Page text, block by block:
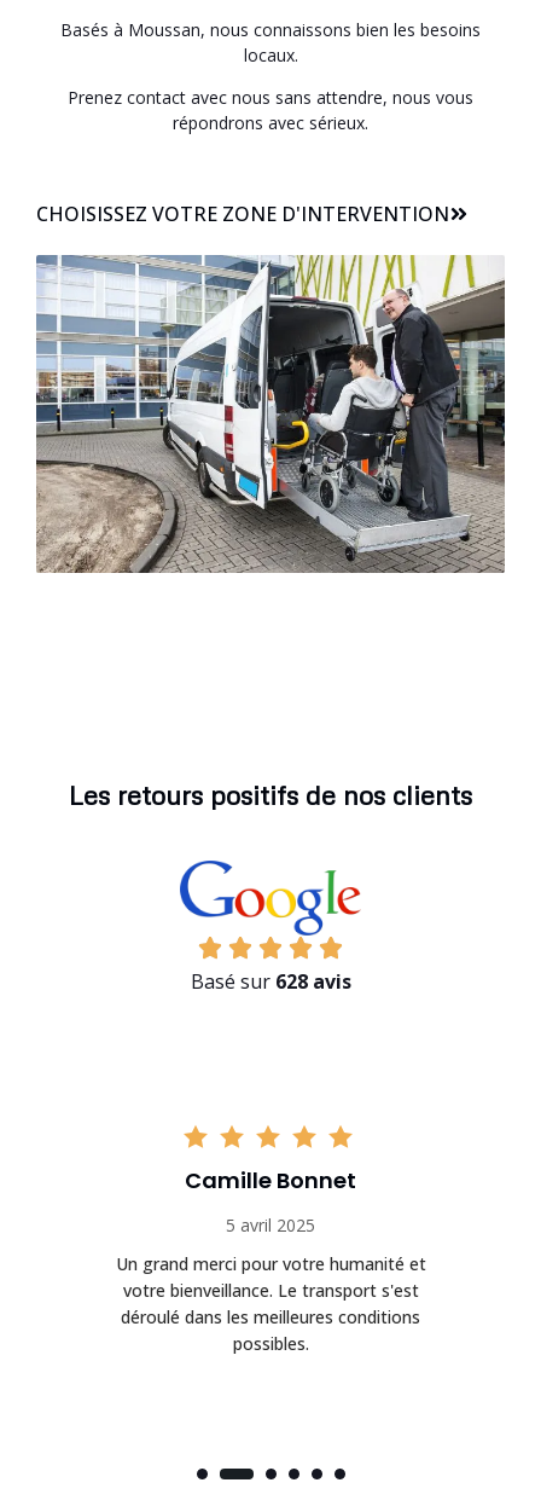
Basés à Moussan, nous connaissons bien les besoins
locaux.
Prenez contact avec nous sans attendre, nous vous
répondrons avec sérieux.
CHOISISSEZ VOTRE ZONE D'INTERVENTION
Les retours positifs de nos clients
Basé sur 628 avis
Camille Bonnet
5 avril 2025
Un grand merci pour votre humanité et
votre bienveillance. Le transport s'est
déroulé dans les meilleures conditions
possibles.